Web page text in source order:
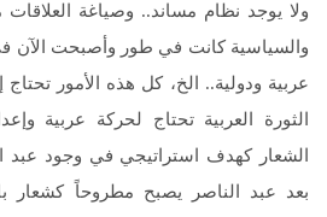
ولا يوجد نظام مساند.. وصياغة العلاقات
والسياسية كانت في طور وأصبحت الآن
عربية ودولية.. الخ، كل هذه الأمور
الثورة العربية تحتاج لحركة عربية
الشعار كهدف استراتيجي في وجود عبد
بعد عبد الناصر يصبح مطروحاً كشعار